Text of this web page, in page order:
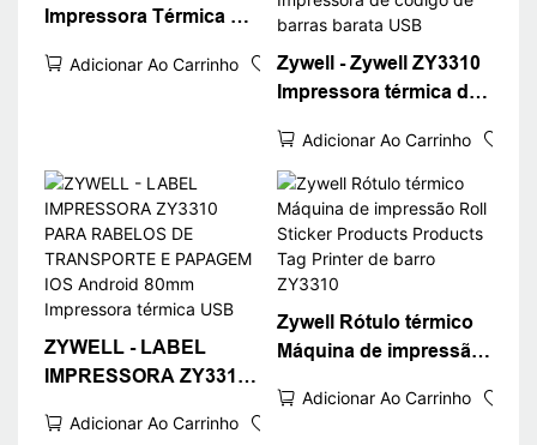
Impressora Térmica de
Android IOS
Adicionar Ao Carrinho
Zywell - Zywell ZY3310
Impressora térmica de
Compatível com Win
Square Win XP/7/8/10
Impressora de código
de barras barata USB
Adicionar Ao Carrinho
ZYWELL - LABEL
IMPRESSORA ZY3310
TRANSPORTE E
Adicionar Ao Carrinho
Zywell Rótulo térmico
Máquina de impressão
Products Tag Printer de
Adicionar Ao Carrinho